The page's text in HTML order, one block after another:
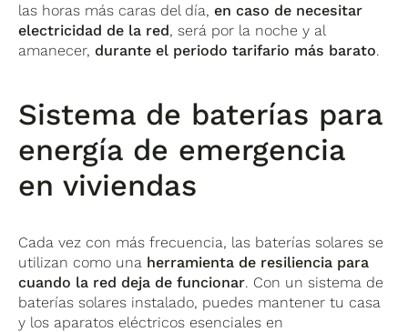
las horas más caras del día,en caso de necesitar
electricidad de la red, será por la noche y al
amanecer, durante el periodo tarifario más barato.
Sistema de baterías para
energía de emergencia
en viviendas
Cada vez con más frecuencia, las baterías solares se
utilizan como una herramienta de resiliencia para
cuando la red deja de funcionar. Con un sistema de
baterías solares instalado, puedes mantener tu casa
y los aparatos eléctricos esenciales en